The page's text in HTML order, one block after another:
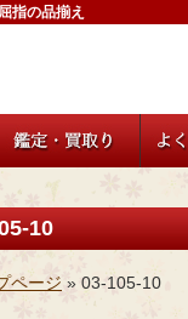
指の品揃え
10
ページ » 03-105-10